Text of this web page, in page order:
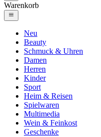
Warenkorb
Neu
Beauty
Schmuck & Uhren
Damen
Herren
Kinder
Sport
Heim & Reisen
Spielwaren
Multimedia
Wein & Feinkost
Geschenke